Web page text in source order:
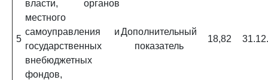
5
власти, органов
местного
самоуправления и
государственных
внебюджетных
фондов,
Дополнительный
показатель
18,82